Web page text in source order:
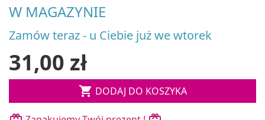
W MAGAZYNIE
Zamów teraz - u Ciebie już we wtorek
31,00 zł
 DODAJ DO KOSZYKA